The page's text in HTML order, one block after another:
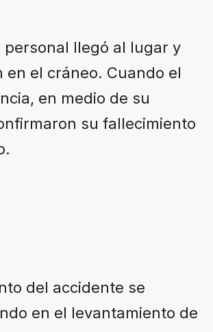
personal llegó al lugar y
el cráneo. Cuando el
en medio de su
su fallecimiento
del accidente se
en el levantamiento de